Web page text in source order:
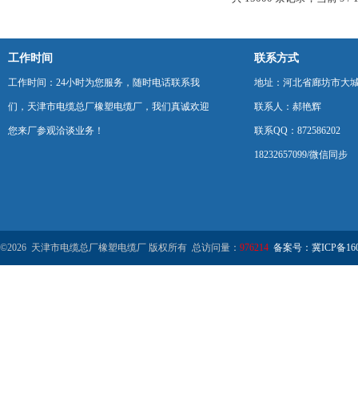
工作时间
工作时间：24小时为您服务，随时电话联系我
们，天津市电缆总厂橡塑电缆厂，我们真诚欢迎
您来厂参观洽谈业务！
联系方式
地址：河北省廊坊市大
联系人：郝艳辉
联系QQ：872586202
18232657099/微信同步
©2026 天津市电缆总厂橡塑电缆厂 版权所有 总访问量： 976214 备案号：冀ICP备